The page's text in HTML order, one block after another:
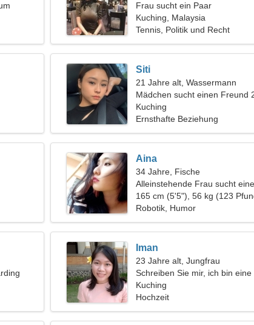
Frau sucht ein Paar
Kuching, Malaysia
Tennis, Politik und Recht
Siti
21 Jahre alt, Wassermann
Mädchen sucht einen Freund
Kuching
Ernsthafte Beziehung
Aina
34 Jahre, Fische
Alleinstehende Frau sucht
165 cm (5'5"), 56 kg (123
Robotik, Humor
Iman
23 Jahre alt, Jungfrau
Schreiben Sie mir, ich bin
Frau
Kuching
Hochzeit